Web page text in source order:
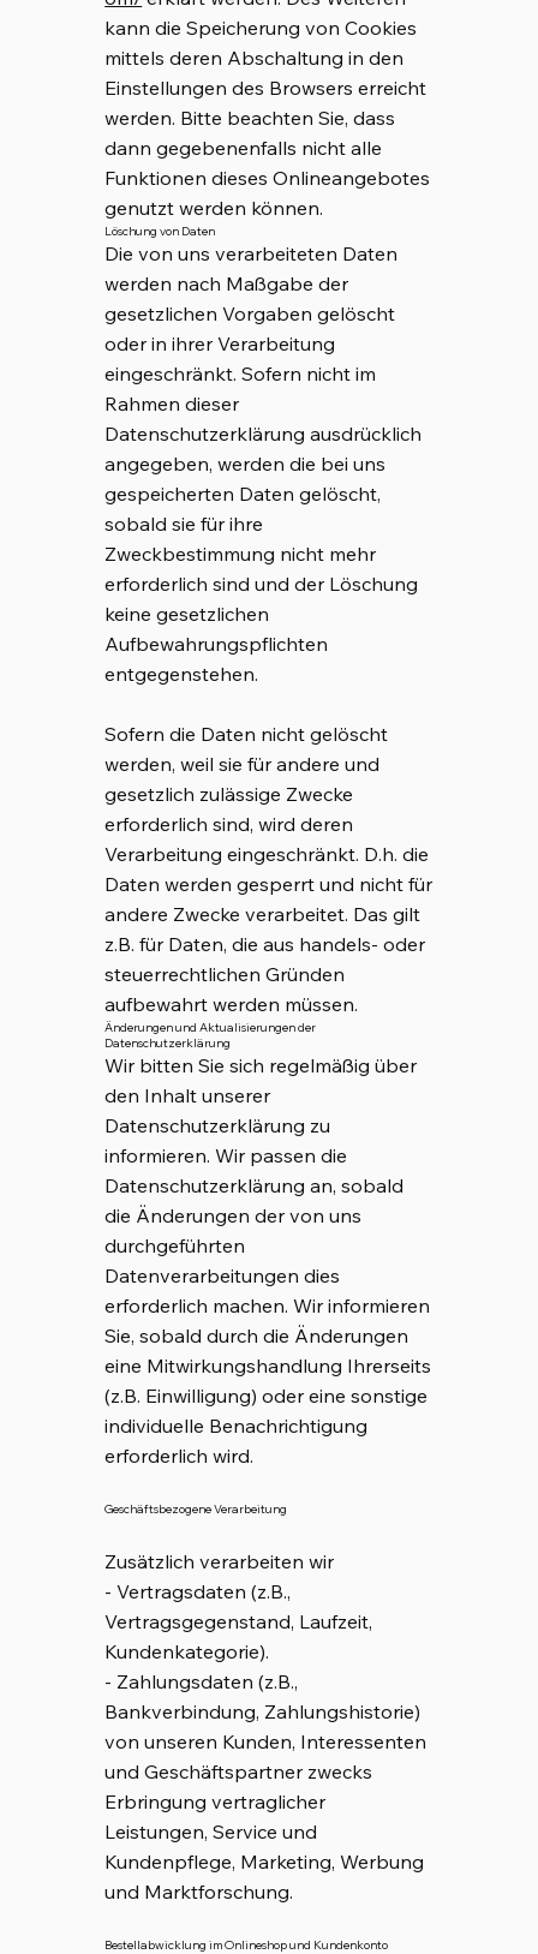
kann die Speicherung von Cookies
mittels deren Abschaltung in den
Einstellungen des Browsers erreicht
werden. Bitte beachten Sie, dass
dann gegebenenfalls nicht alle
Funktionen dieses Onlineangebotes
genutzt werden können.
Löschung von Daten
Die von uns verarbeiteten Daten
werden nach Maßgabe der
gesetzlichen Vorgaben gelöscht
oder in ihrer Verarbeitung
eingeschränkt. Sofern nicht im
Rahmen dieser
Datenschutzerklärung ausdrücklich
angegeben, werden die bei uns
gespeicherten Daten gelöscht,
sobald sie für ihre
Zweckbestimmung nicht mehr
erforderlich sind und der Löschung
keine gesetzlichen
Aufbewahrungspflichten
entgegenstehen.
Sofern die Daten nicht gelöscht
werden, weil sie für andere und
gesetzlich zulässige Zwecke
erforderlich sind, wird deren
Verarbeitung eingeschränkt. D.h. die
Daten werden gesperrt und nicht für
andere Zwecke verarbeitet. Das gilt
z.B. für Daten, die aus handels- oder
steuerrechtlichen Gründen
aufbewahrt werden müssen.
Änderungen und Aktualisierungen der
Datenschutzerklärung
Wir bitten Sie sich regelmäßig über
den Inhalt unserer
Datenschutzerklärung zu
informieren. Wir passen die
Datenschutzerklärung an, sobald
die Änderungen der von uns
durchgeführten
Datenverarbeitungen dies
erforderlich machen. Wir informieren
Sie, sobald durch die Änderungen
eine Mitwirkungshandlung Ihrerseits
(z.B. Einwilligung) oder eine sonstige
individuelle Benachrichtigung
erforderlich wird.
Geschäftsbezogene Verarbeitung
Zusätzlich verarbeiten wir
- Vertragsdaten (z.B.,
Vertragsgegenstand, Laufzeit,
Kundenkategorie).
- Zahlungsdaten (z.B.,
Bankverbindung, Zahlungshistorie)
von unseren Kunden, Interessenten
und Geschäftspartner zwecks
Erbringung vertraglicher
Leistungen, Service und
Kundenpflege, Marketing, Werbung
und Marktforschung.
Bestellabwicklung im Onlineshop und Kundenkonto